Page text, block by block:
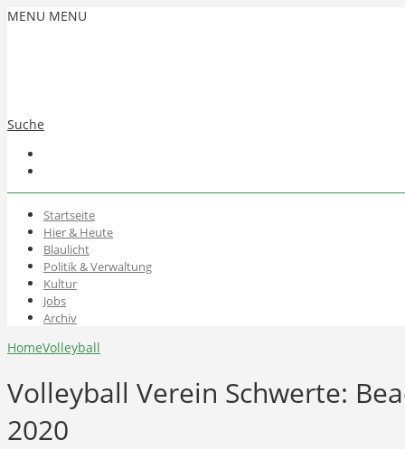
MENU MENU
Suche
Startseite
Hier & Heute
Blaulicht
Politik & Verwaltung
Kultur
Jobs
Archiv
HomeVolleyball
Volleyball Verein Schwerte:
2020